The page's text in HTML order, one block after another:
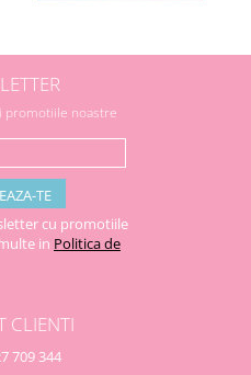
promotiile noastre
cu promotiile
in Politica de
CLIENTI
709 344